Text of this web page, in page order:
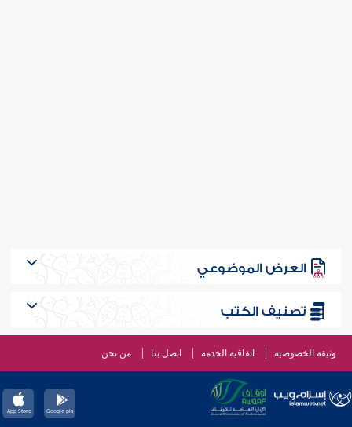
العرض الموضوعي
تصنيف الكتب
وثيقة الخصوصية اتفاقية الخدمة اتصل بنا من نحن